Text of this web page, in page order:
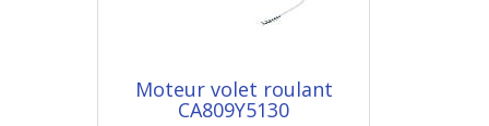
Moteur volet roulant
CA809Y5130